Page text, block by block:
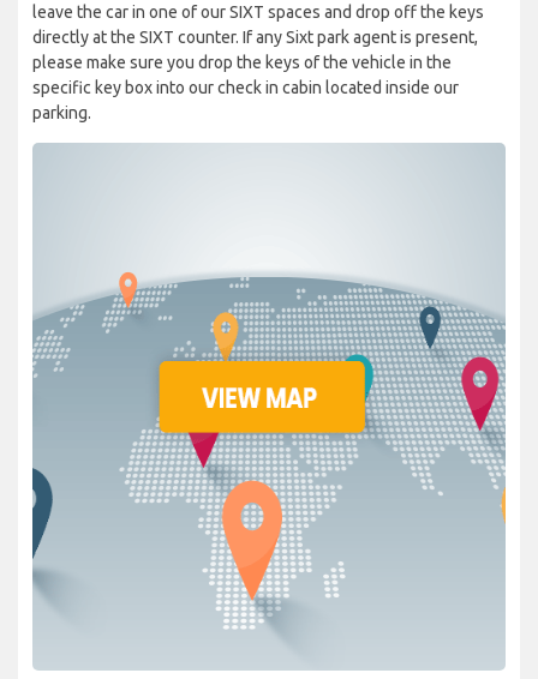
leave the car in one of our SIXT spaces and drop off the keys
directly at the SIXT counter. If any Sixt park agent is present,
please make sure you drop the keys of the vehicle in the
specific key box into our check in cabin located inside our
parking.